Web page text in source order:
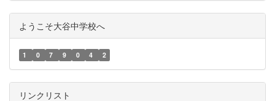
ようこそ大谷中学校へ
1 0 7 9 0 4 2
リンクリスト